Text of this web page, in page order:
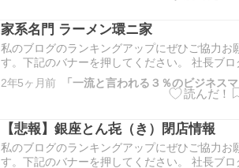
る。 ブラスロック…
家系名門 ラーメン環ニ家
私のブログのランキングアップにぜひご協力お
す。下記のバナーを押してください。 社長ブロ
ング 仙台市ランキング こちらもよろしくお願
にほんブログ村 何年ぶりだろう。 たぶん三年
系ラーメン環ニ家…
2年5ヶ月前
【悲報】銀座とん㐂（き）閉店情報
私のブログのランキングアップにぜひご協力お
す。下記のバナーを押してください。 社長ブロ